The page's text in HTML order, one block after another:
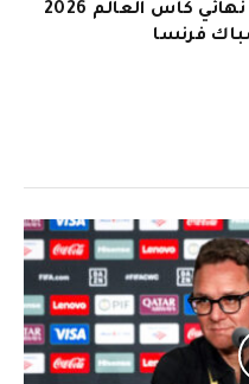
إسبانيا تبلغ نهائي كأس العالم 2026
فرنسا